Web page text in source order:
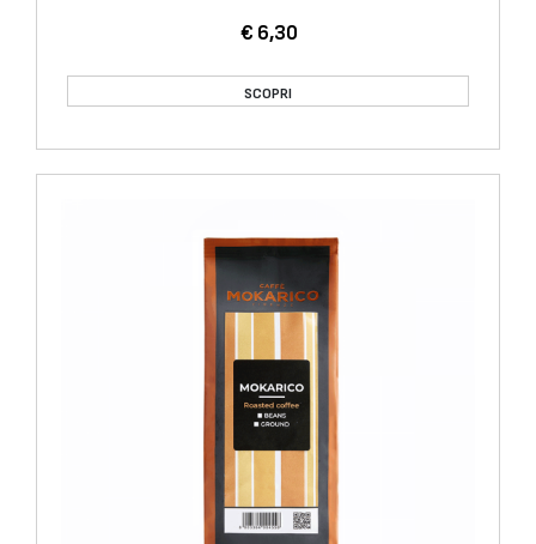
€ 6,30
SCOPRI